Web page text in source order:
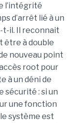
l’intégrité
d’arrêt lié à un
t-il. Il reconnait
être à double
nouveau point
root pour
à un déni de
sécurité : si un
une fonction
système est